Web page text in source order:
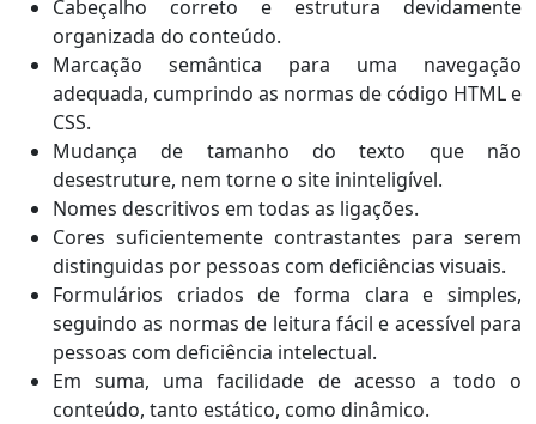
Cabeçalho correto e estrutura devidamente
organizada do conteúdo.
Marcação semântica para uma navegação
adequada, cumprindo as normas de código HTML e
CSS.
Mudança de tamanho do texto que não
desestruture, nem torne o site ininteligível.
Nomes descritivos em todas as ligações.
Cores suficientemente contrastantes para serem
distinguidas por pessoas com deficiências visuais.
Formulários criados de forma clara e simples,
seguindo as normas de leitura fácil e acessível para
pessoas com deficiência intelectual.
Em suma, uma facilidade de acesso a todo o
conteúdo, tanto estático, como dinâmico.